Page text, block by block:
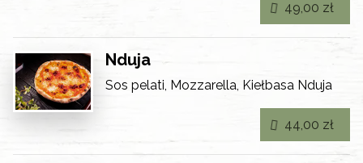
Nduja
Sos pelati, Mozzarella, Kiełbasa Nduja